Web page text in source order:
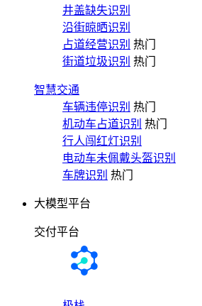
井盖缺失识别
沿街晾晒识别
占道经营识别 热门
街道垃圾识别 热门
智慧交通
车辆违停识别 热门
机动车占道识别 热门
行人闯红灯识别
电动车未佩戴头盔识别
车牌识别 热门
大模型平台
交付平台